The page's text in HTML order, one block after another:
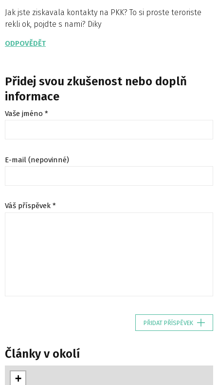
Jak jste ziskavala kontakty na PKK? To si proste teroriste
rekli ok, pojdte s nami? Diky
ODPOVĚDĚT
Přidej svou zkušenost nebo doplň
informace
Vaše jméno *
E-mail (nepovinné)
Váš příspěvek *
PŘIDAT PŘÍSPĚVEK
Články v okolí
+